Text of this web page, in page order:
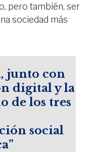
pero también, ser
sociedad más
junto con
digital y la
de los tres
social